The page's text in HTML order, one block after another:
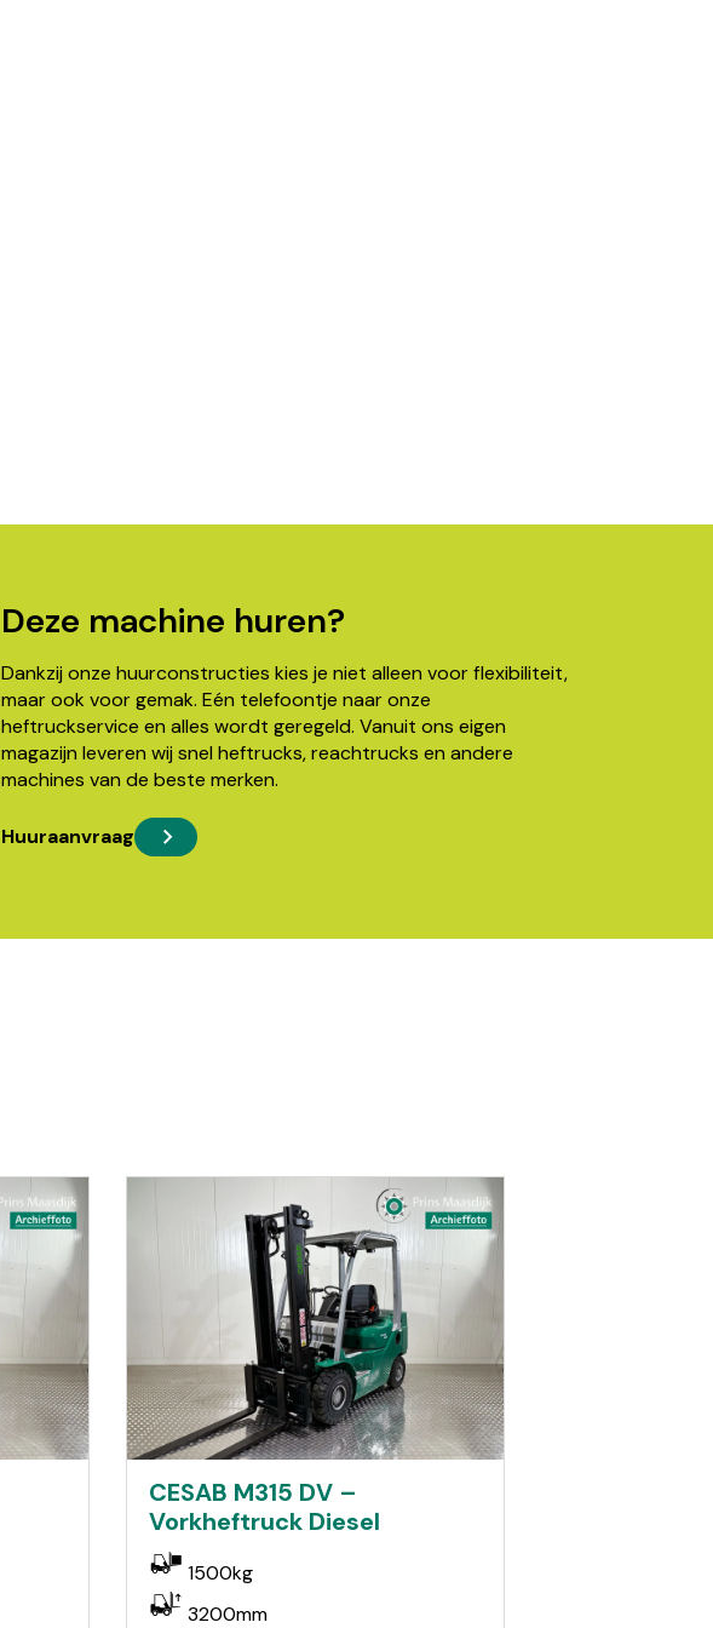
Deze machine huren?
Dankzij onze huurconstructies kies je niet alleen voor flexibiliteit,
maar ook voor gemak. Eén telefoontje naar onze
heftruckservice en alles wordt geregeld. Vanuit ons eigen
magazijn leveren wij snel heftrucks, reachtrucks en andere
machines van de beste merken.
Huuraanvraag
CESAB M315 DV –
Vorkheftruck Diesel
1500kg
3200mm